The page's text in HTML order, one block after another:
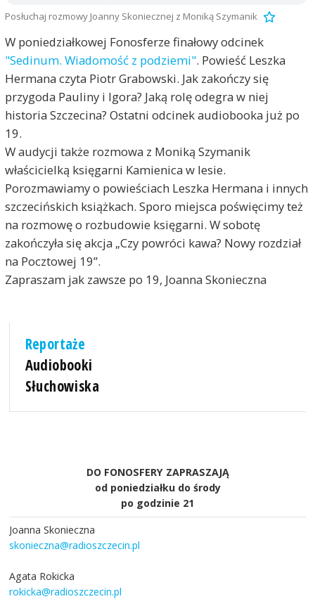
Posłuchaj rozmowy Joanny Skoniecznej z Moniką Szymanik
W poniedziałkowej Fonosferze finałowy odcinek
"Sedinum. Wiadomość z podziemi". Powieść Leszka
Hermana czyta Piotr Grabowski. Jak zakończy się
przygoda Pauliny i Igora? Jaką rolę odegra w niej
historia Szczecina? Ostatni odcinek audiobooka już po
19.
W audycji także rozmowa z Moniką Szymanik
właścicielką księgarni Kamienica w lesie.
Porozmawiamy o powieściach Leszka Hermana i innych
szczecińskich książkach. Sporo miejsca poświęcimy też
na rozmowę o rozbudowie księgarni. W sobotę
zakończyła się akcja „Czy powróci kawa? Nowy rozdział
na Pocztowej 19”.
Zapraszam jak zawsze po 19, Joanna Skonieczna
Reportaże
Audiobooki
Słuchowiska
DO FONOSFERY ZAPRASZAJĄ
od poniedziałku do środy
po godzinie 21
Joanna Skonieczna
skonieczna@radioszczecin.pl
Agata Rokicka
rokicka@radioszczecin.pl